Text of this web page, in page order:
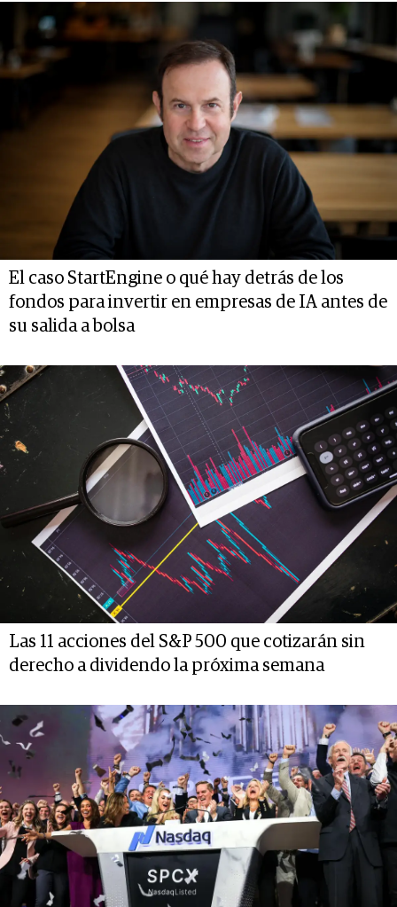
El caso StartEngine o qué hay detrás de los
fondos para invertir en empresas de IA antes de
su salida a bolsa
Las 11 acciones del S&P 500 que cotizarán sin
derecho a dividendo la próxima semana